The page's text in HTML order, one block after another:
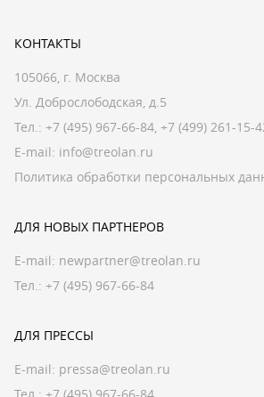
КОНТАКТЫ
105066, г. Москва
Ул. Доброслободская, д.5
Тел.: +7 (495) 967-66-84, +7 (499) 261-15-
E-mail: info@treolan.ru
Политика обработки персональных
ДЛЯ НОВЫХ ПАРТНЕРОВ
E-mail: newpartner@treolan.ru
Тел.: +7 (495) 967-66-84
ДЛЯ ПРЕССЫ
E-mail: pressa@treolan.ru